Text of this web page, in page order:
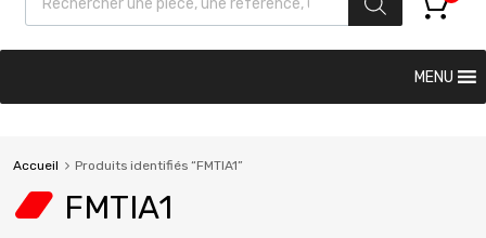
MENU
Accueil Produits identifiés “FMTIA1”
FMTIA1